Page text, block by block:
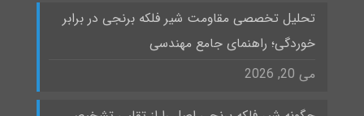
تحلیل تخصصی مقاومت شیر فلکه برنجی در برابر
خوردگی؛ راهنمای جامع مهندسی
می 20, 2026